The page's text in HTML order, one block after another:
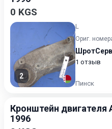
0 KGS
2
L
Ориг.
1 отзыв
Пинск
Кронштейн двигателя
1996